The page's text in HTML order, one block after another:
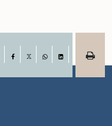
Facebook
LinkedIn